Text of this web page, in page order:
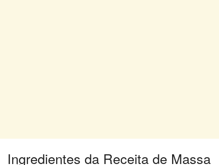
Ingredientes da Receita de Massa